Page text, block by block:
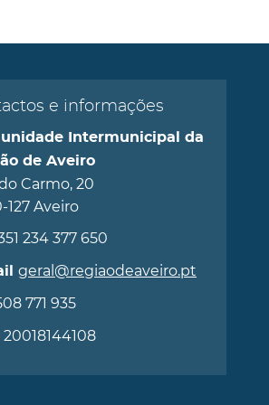
e informações
Intermunicipal da
de Aveiro
Carmo, 20
127 Aveiro
234 377 650
geral@regiaodeaveiro.pt
771 935
20018144108